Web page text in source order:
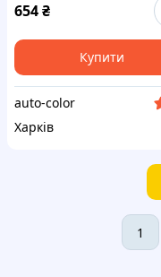
654₴
Купити
auto-color
Харків
1